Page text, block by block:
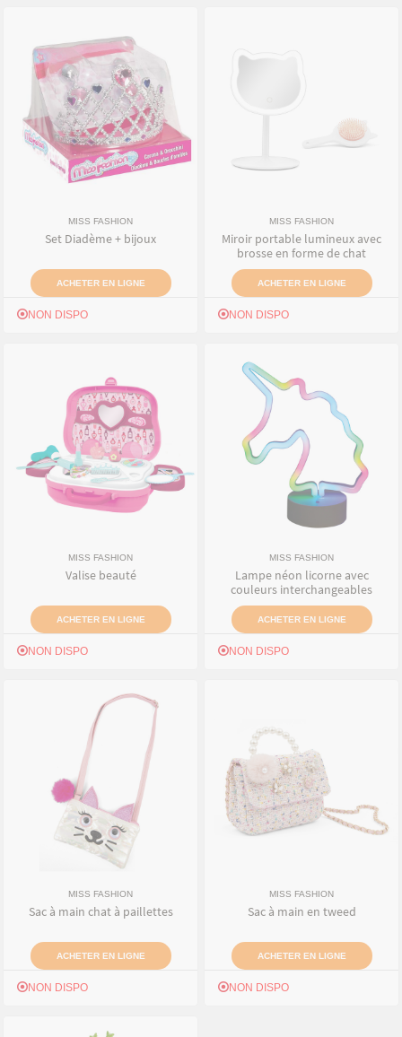
MISS FASHION
Set Diadème + bijoux
ACHETER EN LIGNE
NON DISPO
MISS FASHION
Miroir portable lumineux avec
brosse en forme de chat
ACHETER EN LIGNE
NON DISPO
MISS FASHION
Valise beauté
ACHETER EN LIGNE
NON DISPO
MISS FASHION
Lampe néon licorne avec
couleurs interchangeables
ACHETER EN LIGNE
NON DISPO
MISS FASHION
Sac à main chat à paillettes
ACHETER EN LIGNE
NON DISPO
MISS FASHION
Sac à main en tweed
ACHETER EN LIGNE
NON DISPO